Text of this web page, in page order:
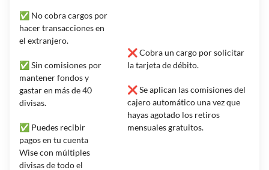
✅ No cobra cargos por
hacer transacciones en
el extranjero.
✅ Sin comisiones por
mantener fondos y
gastar en más de 40
divisas.
✅ Puedes recibir
pagos en tu cuenta
Wise con múltiples
divisas de todo el
❌ Cobra un cargo por solicitar
la tarjeta de débito.
❌ Se aplican las comisiones del
cajero automático una vez que
hayas agotado los retiros
mensuales gratuitos.